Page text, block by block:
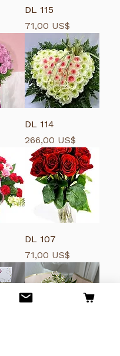
DL 115
Giá
71,00 US$
DL 114
Giá
266,00 US$
DL 107
Giá
71,00 US$